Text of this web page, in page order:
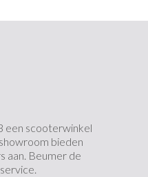
een scooterwinkel
bieden
aan. Beumer de